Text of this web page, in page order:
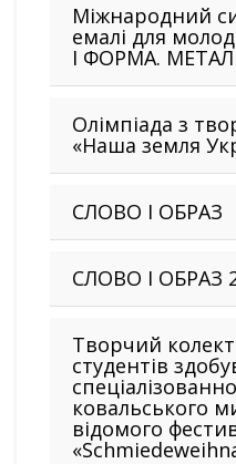
Міжнародний
емалі для
І ФОРМА.
Олімпіада з
«Наша земля
СЛОВО І ОБРАЗ
СЛОВО І ОБРАЗ
Творчий
студентів
ковальського
відомого